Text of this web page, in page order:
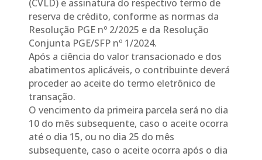
(CVLD) e assinatura do respectivo termo de
reserva de crédito, conforme as normas da
Resolução PGE nº 2/2025 e da Resolução
Conjunta PGE/SFP nº 1/2024.
Após a ciência do valor transacionado e dos
abatimentos aplicáveis, o contribuinte deverá
proceder ao aceite do termo eletrônico de
transação.
O vencimento da primeira parcela será no dia
10 do mês subsequente, caso o aceite ocorra
até o dia 15, ou no dia 25 do mês
subsequente, caso o aceite ocorra após o dia